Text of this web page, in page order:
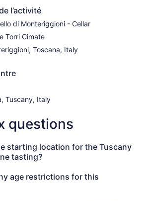
l’activité
di Monteriggioni - Cellar
Torri Cimate
Toscana, Italy
Tuscany, Italy
questions
starting location for the Tuscany
tasting?
age restrictions for this